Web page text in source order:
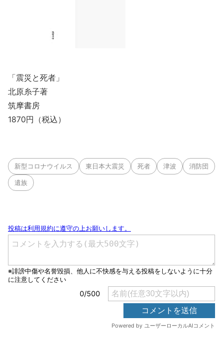
「震災と死者」
北原糸子著
筑摩書房
1870円（税込）
新型コロナウイルス 東日本大震災 死者 津波 消防団
遺族